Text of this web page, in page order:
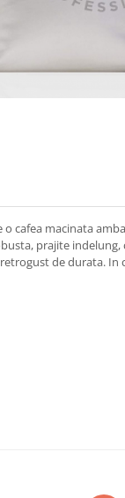
cafea macinata
prajite
de durata. In